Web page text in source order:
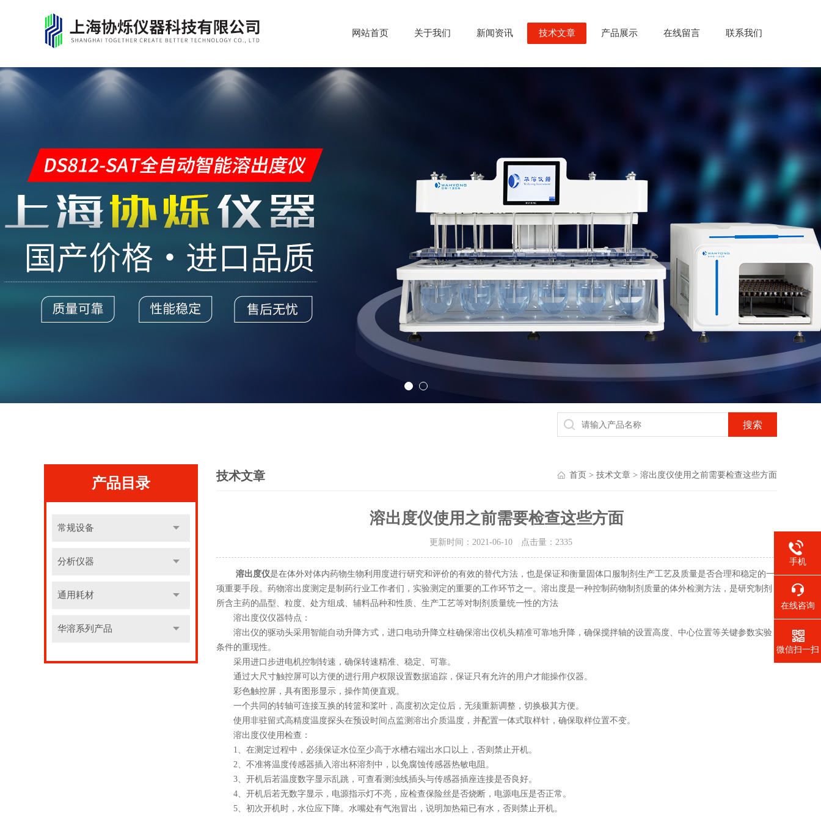
网站首页 关于我们 新闻资讯 技术文章 产品展示 在线留言 联系我们
产品目录
常规设备
分析仪器
通用耗材
华溶系列产品
技术文章 首页 > 技术文章 > 溶出度仪使用之前需要检查这些方面
溶出度仪使用之前需要检查这些方面
更新时间：2021-06-10 点击量： 2335
溶出度仪是在体外对体内药物生物利用度进行研究和评价的有效的替代方法，也是保证和衡量固体口服制剂生产工艺及质量是否合理和稳定的一
项重要手段。药物溶出度测定是制药行业工作者们，实验测定的重要的工作环节之一。溶出度是一种控制药物制剂质量的体外检测方法，是研究制剂
所含主药的晶型、粒度、处方组成、辅料品种和性质、生产工艺等对制剂质量统一性的方法
溶出度仪仪器特点：
溶出仪的驱动头采用智能自动升降方式，进口电动升降立柱确保溶出仪机头精准可靠地升降，确保搅拌轴的设置高度、中心位置等关键参数实验
条件的重现性。
采用进口步进电机控制转速，确保转速精准、稳定、可靠。
通过大尺寸触控屏可以方便的进行用户权限设置数据追踪，保证只有允许的用户才能操作仪器。
彩色触控屏，具有图形显示，操作简便直观。
一个共同的转轴可连接互换的转篮和桨叶，高度初次定位后，无须重新调整，切换极其方便。
使用非驻留式高精度温度探头在预设时间点监测溶出介质温度，并配置一体式取样针，确保取样位置不变。
溶出度仪使用检查：
1、在测定过程中，必须保证水位至少高于水槽右端出水口以上，否则禁止开机。
2、不准将温度传感器插入溶出杯溶剂中，以免腐蚀传感器热敏电阻。
3、开机后若温度数字显示乱跳，可查看测浊线插头与传感器插座连接是否良好。
4、开机后若无数字显示，电源指示灯不亮，应检查保险丝是否烧断，电源电压是否正常。
5、初次开机时，水位应下降。水嘴处有气泡冒出，说明加热箱已有水，否则禁止开机。
手机
在线咨询
微信扫一扫